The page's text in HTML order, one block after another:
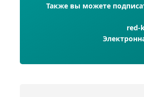
Также вы можете
red-